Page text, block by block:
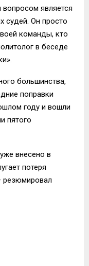
является
судей. Он просто
команды, кто
в беседе
большинства,
поправки
году и вошли
пятого
внесено в
потеря
резюмировал